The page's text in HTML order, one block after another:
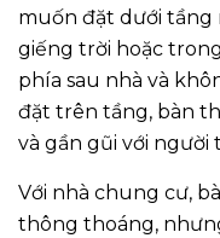
muốn đặt dưới tầng
giếng trời hoặc
phía sau nhà và
đặt trên tầng, bàn
và gần gũi với người
Với nhà chung cư,
thông thoáng,